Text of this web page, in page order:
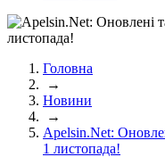
Головна
→
Новини
→
Apelsin.Net:
1 листопада!